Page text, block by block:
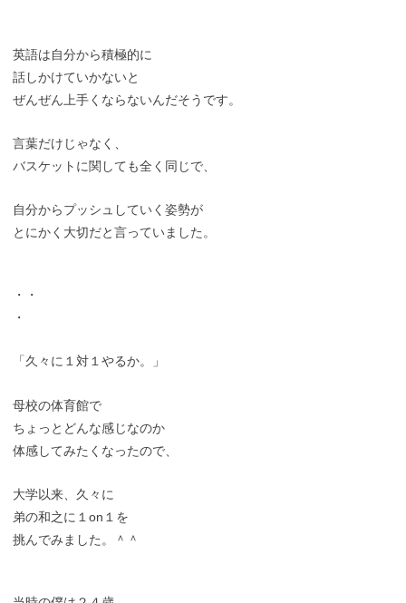
英語は自分から積極的に
話しかけていかないと
ぜんぜん上手くならないんだそうです。
言葉だけじゃなく、
バスケットに関しても全く同じで、
自分からプッシュしていく姿勢が
とにかく大切だと言っていました。
・・
・
「久々に１対１やるか。」
母校の体育館で
ちょっとどんな感じなのか
体感してみたくなったので、
大学以来、久々に
弟の和之に１on１を
挑んでみました。＾＾